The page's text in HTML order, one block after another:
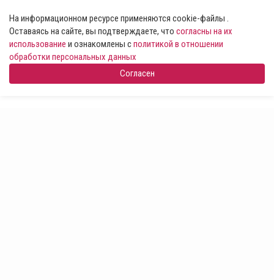
На информационном ресурсе применяются cookie-файлы .
Оставаясь на сайте, вы подтверждаете, что согласны на их
использование и ознакомлены сполитикой в отношении
обработки персональных данных
Согласен